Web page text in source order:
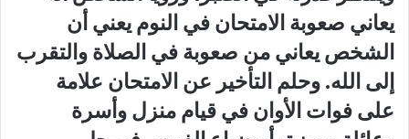
يعاني صعوبة الامتحان في النوم يعني أن
الشخص يعاني من صعوبة في الصلاة والتقرب
إلى الله. وحلم التأخير عن الامتحان علامة
على فوات الأوان في قيام منزل وأسرة